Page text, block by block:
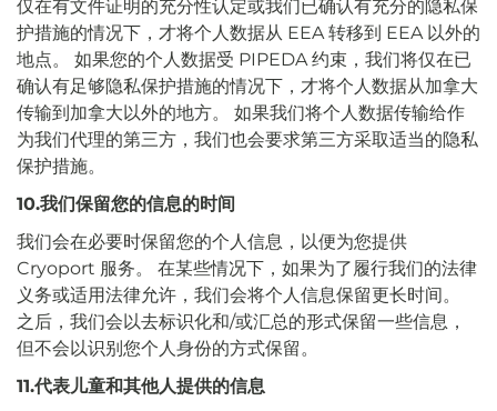
仅在有文件证明的充分性认定或我们已确认有充分的隐私保
护措施的情况下，才将个人数据从 EEA 转移到 EEA 以外的
地点。 如果您的个人数据受 PIPEDA 约束，我们将仅在已
确认有足够隐私保护措施的情况下，才将个人数据从加拿大
传输到加拿大以外的地方。 如果我们将个人数据传输给作
为我们代理的第三方，我们也会要求第三方采取适当的隐私
保护措施。
10.我们保留您的信息的时间
我们会在必要时保留您的个人信息，以便为您提供
Cryoport 服务。 在某些情况下，如果为了履行我们的法律
义务或适用法律允许，我们会将个人信息保留更长时间。
之后，我们会以去标识化和/或汇总的形式保留一些信息，
但不会以识别您个人身份的方式保留。
11.代表儿童和其他人提供的信息